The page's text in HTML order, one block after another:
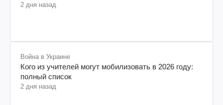
2 дня назад
Война в Украине
Кого из учителей могут мобилизовать в 2026 году:
полный список
2 дня назад